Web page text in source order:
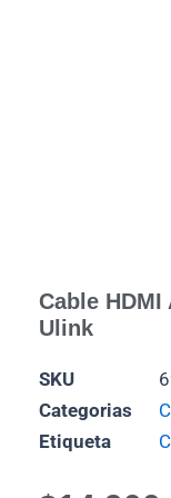
Cable HDMI
Ulink
SKU
Categorias
Etiqueta